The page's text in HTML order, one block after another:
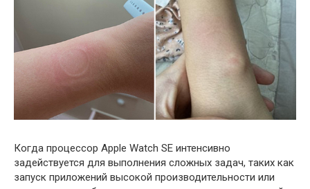
Когда процессор Apple Watch SE интенсивно
задействуется для выполнения сложных задач, таких как
запуск приложений высокой производительности или